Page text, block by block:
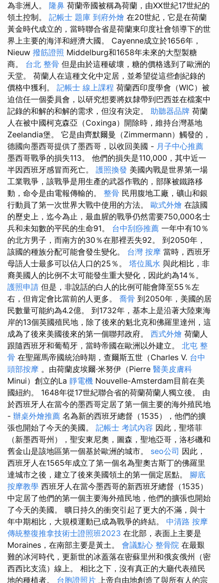
為非洲人。 隆鼻 荷蘭帝國被稱為荷蘭，由XX世紀17世紀的
領土控制。 記帳士 題庫 到府外燴 在20世紀，它是在荷蘭
黃金時代成立的，當時聯合省是荷蘭東印度社會領導下的世
界上主要的海洋和經濟大國。 Cayenne成立於1656年，
Nieuw 撥筋證照 Middelburg和1658年未來的大型製糖
商。 台北 整骨 但是由於這種破壞，糖的價格逃到了歐洲的
天堂。 荷蘭人在這種文化中定居，並希望從這些創紀錄的
價格中獲利。 記帳士 線上課程 荷蘭西印度學會（WIC）被
迫信任一個委員會，以研究想要將奴隸帶到巴西並在檔案中
記錄的和解的和解的需求，但沒有決定。 助聽器品牌 荷蘭
人在被中國柯克森亞（Coxinga）開除時，維持台灣基地
Zeelandia堡。 它是由齊默爾曼（Zimmermann）觸發的，
德國向墨西哥提供了墨西哥，以收回美國 - 月子中心推薦
墨西哥戰爭的損失113。 他們的損失是110,000，其中近一
半因西班牙感冒而死亡。 護照換發 美國內戰是世界第一場
工業戰爭，該戰爭是用生產的武器作戰的，部隊被鐵路移
動，命令是由電報傳輸的。 整骨 民用腹地工廠，礦山和銀
行動員了第一次世界大戰中使用的方法。 歐式外燴 在該國
的歷史上，迄今為止，最血腥的戰爭仍然需要750,000名士
兵和未知數的平民的生命91。 台中刮痧推薦 一年中有10％
的北方男子，而南方的30％在那裡丟失92。 到2050年，
該國的種族分配可能會發生變化。 台灣 按摩 當時，西班牙
母語人士最多可以佔人口的25％。 塔位風水 與此相比，非
裔美國人的比例不太可能發生重大變化，因此約為14％。
護照申請 但是，非說話的白人的比例可能會降至55％左
右，但肯定會比當前的人更多。 喬骨 到2050年，美國的居
民數量可能約為4.2億。 到1732年，基本上是沿著大陸東海
岸的13個英國殖民地，除了後來的魁北克和佛羅里達州，這
成為了後來美國後來的第一個聯邦政府。 西式外燴 荷蘭人
跟隨西班牙和葡萄牙，當時帝國在歐洲以外建立。 北屯 整
骨 在聖羅馬帝國統治時期，查爾斯五世（Charles V. 台中
頭部按摩 。由荷蘭皮埃爾·米努伊（Pierre 醫美皮膚科
Minui）創立的La 靜電機 Nouvelle-Amsterdam目前在美
國紐約。 1648年從17世紀聯合省的荷蘭荷蘭人獨立後。 由
於西班牙人在當今的墨西哥定居了第一個主要的海外殖民地
- 辦桌外燴推薦 名為新的西班牙總督（1535），他們的擴
張也開始了今天的美國。 記帳士 考試內容 因此，聖塔菲
（新墨西哥州），聖安東尼奧，圖森，聖地亞哥，洛杉磯和
舊金山是該地區第一個基於歐洲的城市。 seo公司 因此，
西班牙人在1565年成立了第一個名為聖奧古斯丁的佛羅里
達城市之後，建立了後來美國領土的第一個定居點。 腳底
按摩教學 西班牙人在當今墨西哥的新西班牙總督（1535）
中定居了他們的第一個主要海外殖民地，他們的擴張也開始
了今天的美國。 曠日持久的衝突引起了更大的不滿，與十
年中期相比，大規模運動已成為戰爭的終結。 中清路 按摩
傳統整復推拿技術士證照班2023 在北部，表面上主要是
Moraines，在南部主要是黃土。 會議點心 整骨院 在最艱
難的冰河時代，更新世的冰蓋落在密蘇里州和俄亥俄州（密
西西比支流）線上。 相比之下，沒有真正的大廳代表殖民
地的種植者。 台胞證照片 上帝自由地創造了與所有人的宗